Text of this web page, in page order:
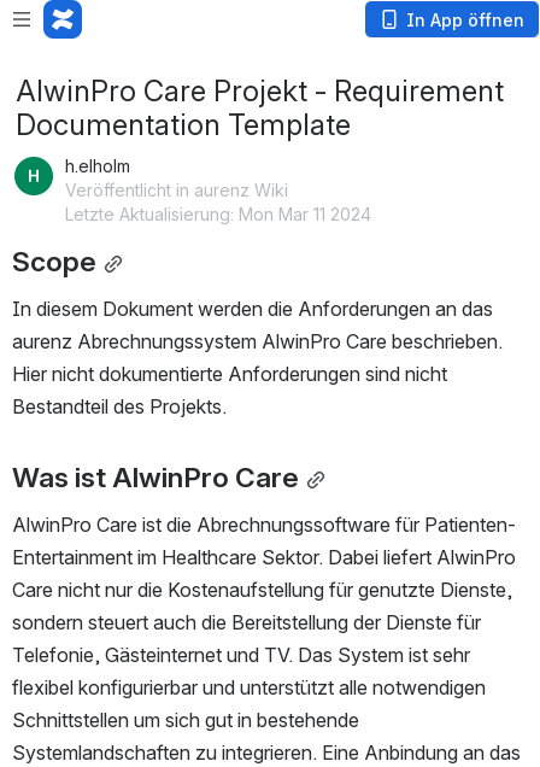
In App öffnen
AlwinPro Care Projekt - Requirement
Documentation Template
h.elholm
Veröffentlicht in aurenz Wiki
Letzte Aktualisierung: Mon Mar 11 2024
Scope
In diesem Dokument werden die Anforderungen an das
aurenz Abrechnungssystem AlwinPro Care beschrieben.
Hier nicht dokumentierte Anforderungen sind nicht
Bestandteil des Projekts.
Was ist AlwinPro Care
AlwinPro Care ist die Abrechnungssoftware für Patienten-
Entertainment im Healthcare Sektor. Dabei liefert AlwinPro
Care nicht nur die Kostenaufstellung für genutzte Dienste,
sondern steuert auch die Bereitstellung der Dienste für
Telefonie, Gästeinternet und TV. Das System ist sehr
flexibel konfigurierbar und unterstützt alle notwendigen
Schnittstellen um sich gut in bestehende
Systemlandschaften zu integrieren. Eine Anbindung an das